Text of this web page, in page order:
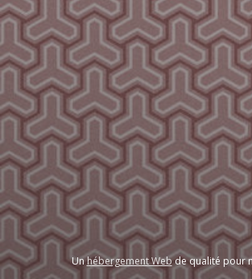
Unhébergement Webde qualité pour